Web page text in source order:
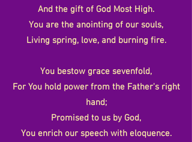
And the gift of God Most High.
You are the anointing of our souls,
Living spring, love, and burning fire.
You bestow grace sevenfold,
For You hold power from the Father's right
hand;
Promised to us by God,
You enrich our speech with eloquence.